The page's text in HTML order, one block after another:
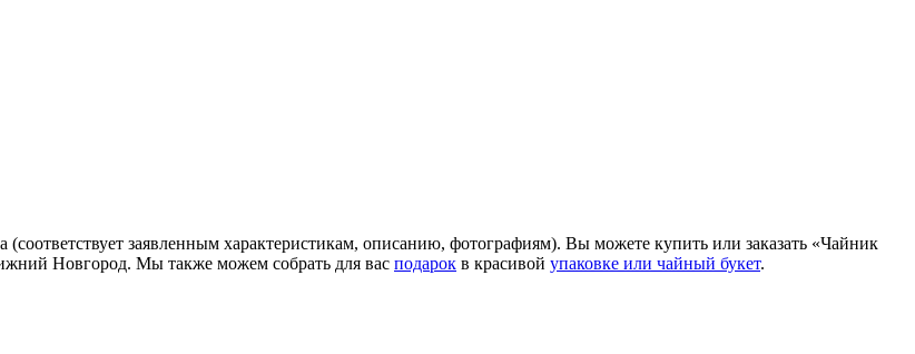
(соответствует заявленным характеристикам, описанию, фотографиям). Вы можете купить или заказать «Чайник
Новгород. Мы также можем собрать для вас подарок в красивой упаковке или чайный букет.